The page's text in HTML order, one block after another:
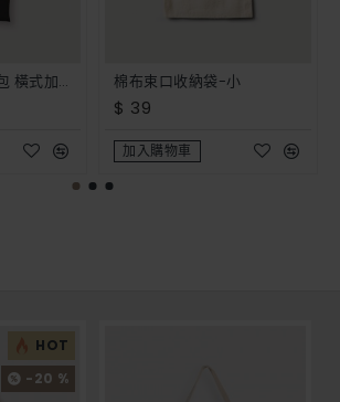
|預購|日系斜背小包 橫式加釦-黑色 棉布束口收納袋-小
$ 39
加入購物車
HOT
-20 %